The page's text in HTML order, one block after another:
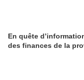
En quête
des finances de la